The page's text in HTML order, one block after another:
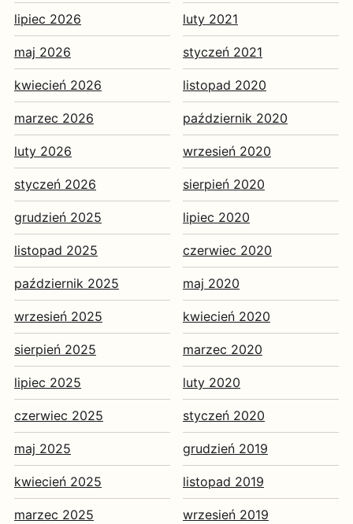
lipiec 2026
maj 2026
kwiecień 2026
marzec 2026
luty 2026
styczeń 2026
grudzień 2025
listopad 2025
październik 2025
wrzesień 2025
sierpień 2025
lipiec 2025
czerwiec 2025
maj 2025
kwiecień 2025
marzec 2025
luty 2021
styczeń 2021
listopad 2020
październik 2020
wrzesień 2020
sierpień 2020
lipiec 2020
czerwiec 2020
maj 2020
kwiecień 2020
marzec 2020
luty 2020
styczeń 2020
grudzień 2019
listopad 2019
wrzesień 2019